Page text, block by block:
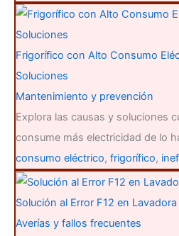
Frigorífico con Alto Consumo
Soluciones
Mantenimiento y prevención
Explora las causas y soluciones
consume más electricidad de lo
consumo eléctrico, frigorífico,
Solución al Error F12 en
Averías y fallos frecuentes